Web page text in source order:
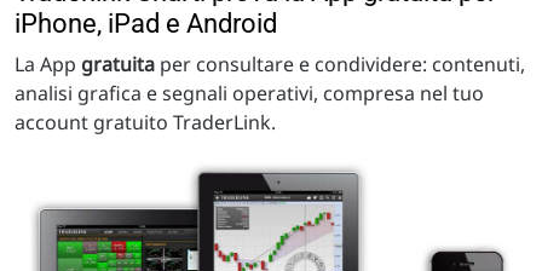
iPhone, iPad e Android
La App gratuita per consultare e condividere: contenuti,
analisi grafica e segnali operativi, compresa nel tuo
account gratuito TraderLink.